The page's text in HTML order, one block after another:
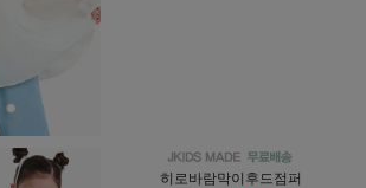
히로바람막이후드점퍼